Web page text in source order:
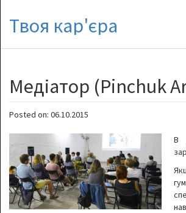
Твоя кар'єра
Медіатор (Pinchuk
Posted on: 06.10.2015
В